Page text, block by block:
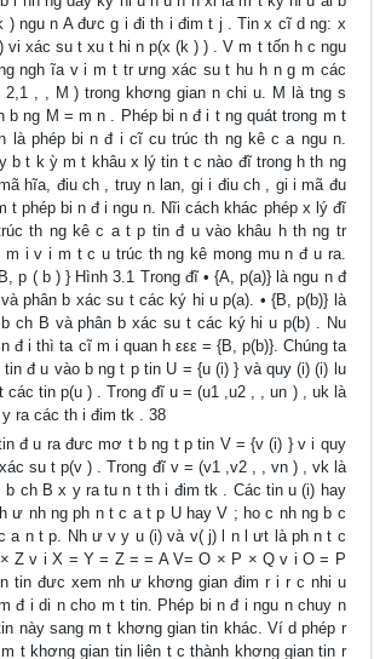
) ngu n A đưc g i đi th i đim t j . Tin x cĩ d ng: x
vi xác su t xu t hi n p(x (k ) ) . V m t tốn h c ngu
ngh ĩa v i m t tr ưng xác su t hu h n g m các
, , M ) trong khơng gian n chi u. M là tng s
b ng M = m n . Phép bi n đ i t ng quát trong m t
là phép bi n đ i cĩ cu trúc th ng kê c a ngu n.
b t k ỳ m t khâu x lý tin t c nào đĩ trong h th ng
hĩa, điu ch , truy n lan, gi i điu ch , gi i mã đu
t phép bi n đ i ngu n. Nĩi cách khác phép x lý đĩ
th ng kê c a t p tin đ u vào khâu h th ng tr
i v i m t c u trúc th ng kê mong mu n đ u ra.
p ( b ) } Hình 3.1 Trong đĩ • {A, p(a)} là ngu n đ
phân b xác su t các ký hi u p(a). • {B, p(b)} là
ch B và phân b xác su t các ký hi u p(b) . Nu
đ i thì ta cĩ m i quan h εεε = {B, p(b)}. Chúng ta
đ u vào b ng t p tin U = {u (i) } và quy (i) (i) lu
các tin p(u ) . Trong đĩ u = (u1 ,u2 , , un ) , uk là
ra các th i đim tk . 38
đ u ra đưc mơ t b ng t p tin V = {v (i) } v i quy
su t p(v ) . Trong đĩ v = (v1 ,v2 , , vn ) , vk là
ch B x y ra tu n t th i đim tk . Các tin u (i) hay
ư nh ng ph n t c a t p U hay V ; ho c nh ng b c
a n t p. Nh ư v y u (i) và v( j) l n l ưt là ph n t c
Z v i X = Y = Z = = A V= O × P × Q v i O = P
tin đưc xem nh ư khơng gian đim r i r c nhi u
đ i di n cho m t tin. Phép bi n đ i ngu n chuy n
này sang m t khơng gian tin khác. Ví d phép r
t khơng gian tin liên t c thành khơng gian tin r